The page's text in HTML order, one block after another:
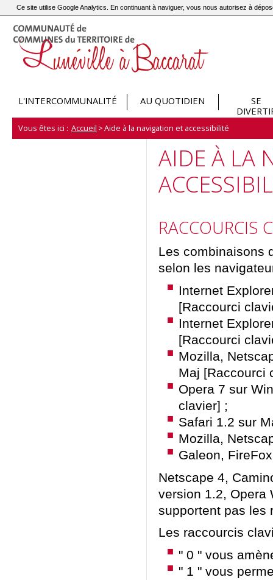
Ce site utilise Google Analytics. En continuant à naviguer, vous nous autorisez à
Vous êtes ici : Accueil >Aide à la navigation et accessibilité
L'INTERCOMMUNALITÉ AU QUOTIDIEN
SE
AIDE À LA
RACCOURCIS
Les combinaisons
selon les
Internet
[Raccourci
Internet
[Raccourci
Mozilla,
Maj [Raccourci
Opera 7 sur
clavier] ;
Safari 1.2 sur
Mozilla,
Galeon,
Netscape 4,
version 1.2, Opera
supportent pas
Les raccourcis
" 0 " vous
" 1 " vous